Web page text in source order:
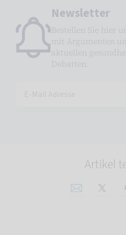
Newsletter
Bestellen Sie hier
mit Argumenten
aktuellen
Debatten.
Artikel
Per E-Mail
Auf